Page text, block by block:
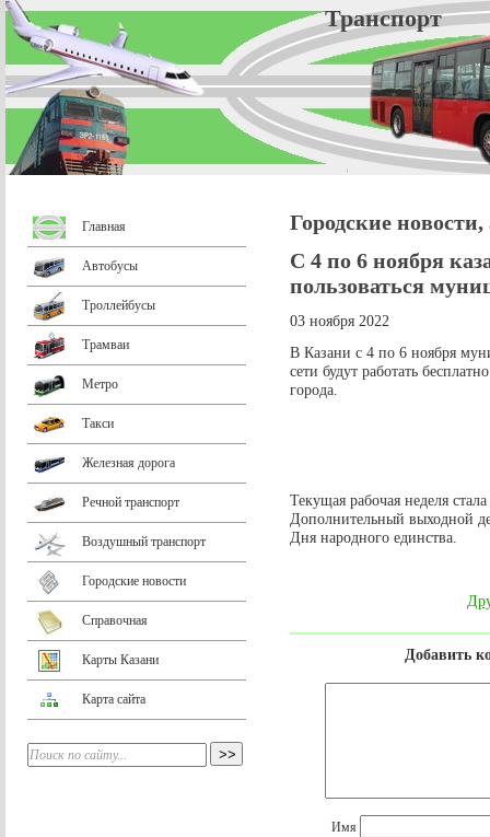
Главная
Автобусы
Троллейбусы
Трамваи
Метро
Такси
Железная дорога
Речной транспорт
Воздушный транспорт
Городские новости
Справочная
Карты Казани
Карта сайта
Городские
С 4 по 6 ноября
пользоваться
03 ноября 2022
В Казани с 4 по 6 ноября
сети будут работать
города.
Текущая рабочая неделя
Дополнительный выходной
Дня народного единства.
Добавить
Имя